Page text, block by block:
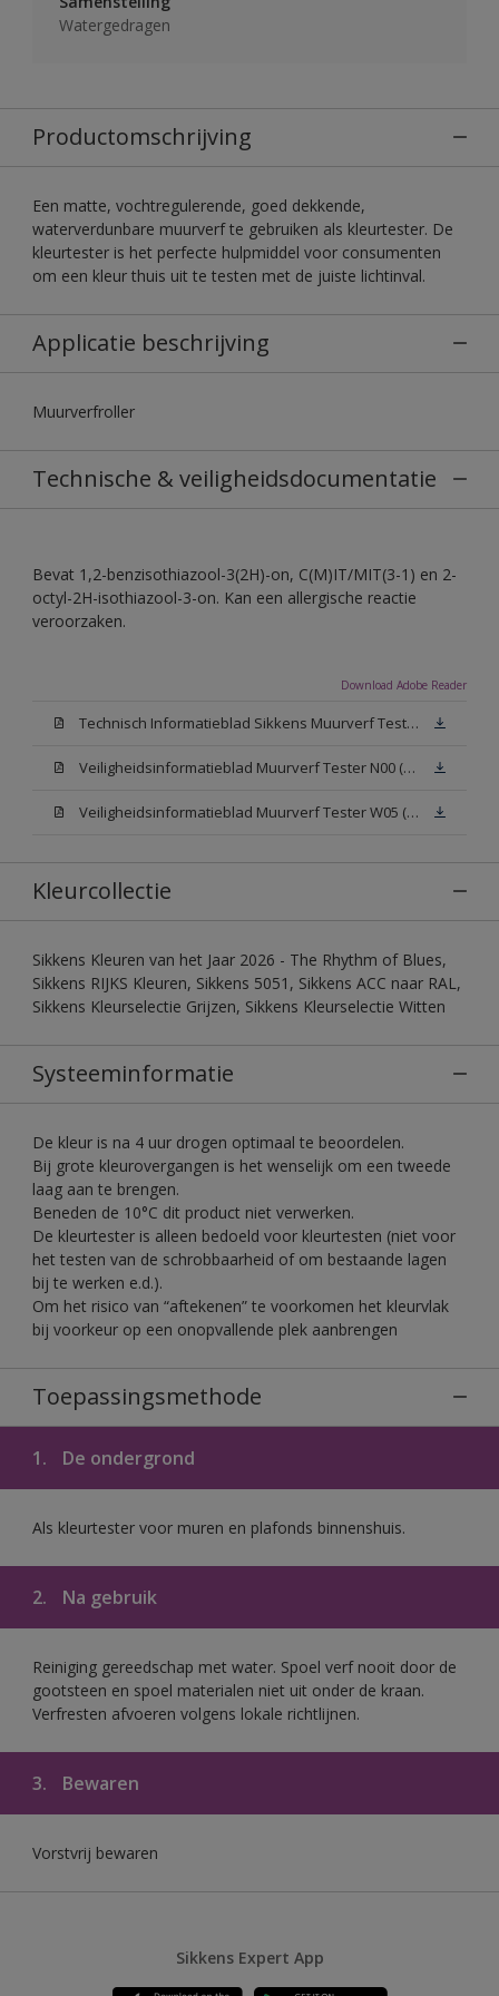
Watergedragen
Productomschrijving
Een matte, vochtregulerende, goed dekkende,
waterverdunbare muurverf te gebruiken als kleurtester. De
kleurtester is het perfecte hulpmiddel voor consumenten
om een kleur thuis uit te testen met de juiste lichtinval.
Applicatie beschrijving
Muurverfroller
Technische & veiligheidsdocumentatie
Bevat 1,2-benzisothiazool-3(2H)-on, C(M)IT/MIT(3-1) en 2-
octyl-2H-isothiazool-3-on. Kan een allergische reactie
veroorzaken.
Download Adobe Reader
Technisch Informatieblad Sikkens Muurverf Tester (PDF)
Veiligheidsinformatieblad Muurverf Tester N00 (PDF)
Veiligheidsinformatieblad Muurverf Tester W05 (PDF)
Kleurcollectie
Sikkens Kleuren van het Jaar 2026 - The Rhythm of Blues,
Sikkens RIJKS Kleuren, Sikkens 5051, Sikkens ACC naar RAL,
Sikkens Kleurselectie Grijzen, Sikkens Kleurselectie Witten
Systeeminformatie
De kleur is na 4 uur drogen optimaal te beoordelen.
Bij grote kleurovergangen is het wenselijk om een tweede
laag aan te brengen.
Beneden de 10°C dit product niet verwerken.
De kleurtester is alleen bedoeld voor kleurtesten (niet voor
het testen van de schrobbaarheid of om bestaande lagen
bij te werken e.d.).
Om het risico van “aftekenen” te voorkomen het kleurvlak
bij voorkeur op een onopvallende plek aanbrengen
Toepassingsmethode
1. De ondergrond
Als kleurtester voor muren en plafonds binnenshuis.
2. Na gebruik
Reiniging gereedschap met water. Spoel verf nooit door de
gootsteen en spoel materialen niet uit onder de kraan.
Verfresten afvoeren volgens lokale richtlijnen.
3. Bewaren
Vorstvrij bewaren
Sikkens Expert App